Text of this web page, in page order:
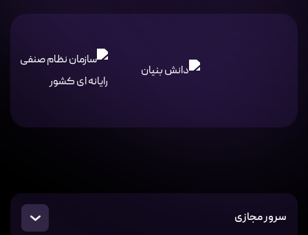
سرور مجازی